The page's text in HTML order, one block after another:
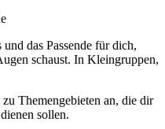
das Passende für dich,
schaust. In Kleingruppen,
Themengebieten an, die dir
sollen.